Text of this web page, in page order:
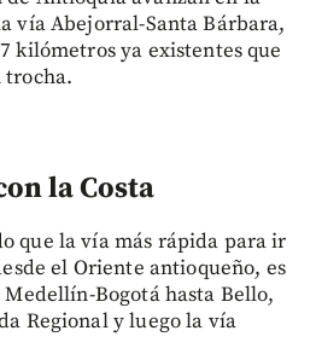
vía Abejorral-Santa Bárbara,
kilómetros ya existentes que
trocha.
la Costa
que la vía más rápida para ir
el Oriente antioqueño, es
Bogotá hasta Bello,
Regional y luego la vía